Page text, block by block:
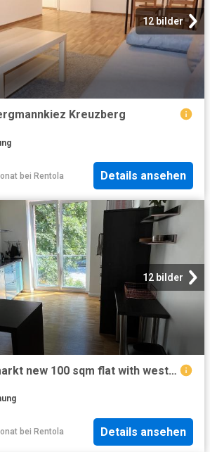
12 bilder
Kreuzberg
bei Rentola Details ansehen
12 bilder
Hamburg Fischmarkt new 100 sqm flat with west side balcony
bei Rentola Details ansehen